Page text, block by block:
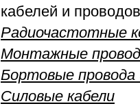
кабелей и
Радиочастотные
Монтажные
Бортовые провода
Силовые кабели